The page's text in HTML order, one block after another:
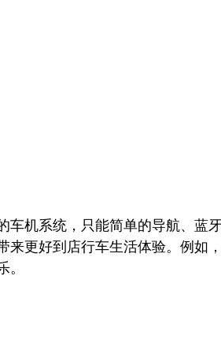
车机系统，只能简单的导航、蓝
来更好到店行车生活体验。例如